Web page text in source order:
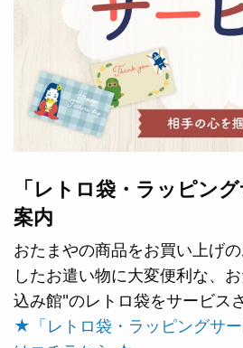
「レトロ袋・ラッピン
案内
おたまやの商品をお買い上げ
したお遣い物に大変便利な、
込み館"のレトロ袋をサービス
★「レトロ袋・ラッピングサ